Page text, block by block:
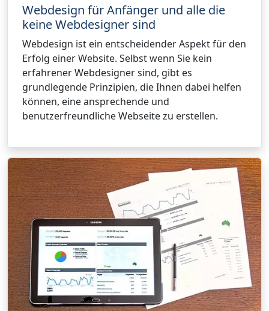
Webdesign für Anfänger und alle die
keine Webdesigner sind
Webdesign ist ein entscheidender Aspekt für den
Erfolg einer Website. Selbst wenn Sie kein
erfahrener Webdesigner sind, gibt es
grundlegende Prinzipien, die Ihnen dabei helfen
können, eine ansprechende und
benutzerfreundliche Webseite zu erstellen.